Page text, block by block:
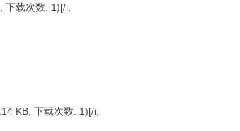
下载次数: 1)[/i,
KB, 下载次数: 1)[/i,